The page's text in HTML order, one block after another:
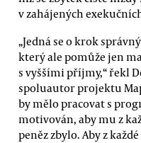
v zahájených
„Jedná se o krok
který ale pomůže jen
s vyššími příjmy,“ řekl
spoluautor projektu
by mělo pracovat s
motivován, aby mu z
peněz zbylo. Aby z